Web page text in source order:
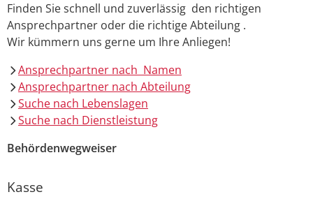
Finden Sie schnell und zuverlässig den richtigen
Ansprechpartner oder die richtige Abteilung .
Wir kümmern uns gerne um Ihre Anliegen!
Ansprechpartner nach Namen
Ansprechpartner nach Abteilung
Suche nach Lebenslagen
Suche nach Dienstleistung
Behördenwegweiser
Kasse